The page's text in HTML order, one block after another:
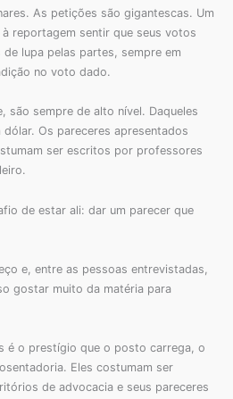
As petições são gigantescas. Um
reportagem sentir que seus votos
lupa pelas partes, sempre em
no voto dado.
são sempre de alto nível. Daqueles
Os pareceres apresentados
ser escritos por professores
de estar ali: dar um parecer que
e, entre as pessoas entrevistadas,
gostar muito da matéria para
é o prestígio que o posto carrega, o
Eles costumam ser
de advocacia e seus pareceres